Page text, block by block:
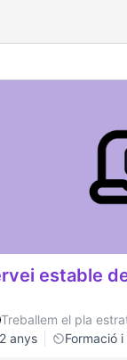
a tots nivells
estable
Treballem el pla
2 anys
Formació